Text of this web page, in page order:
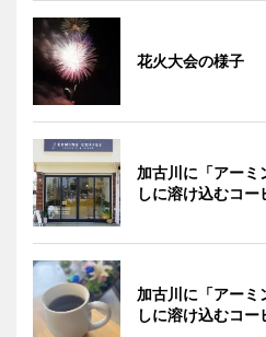
花火大会の様子
加古川に「アー
しに溶け込むコー
加古川に「アー
しに溶け込むコー